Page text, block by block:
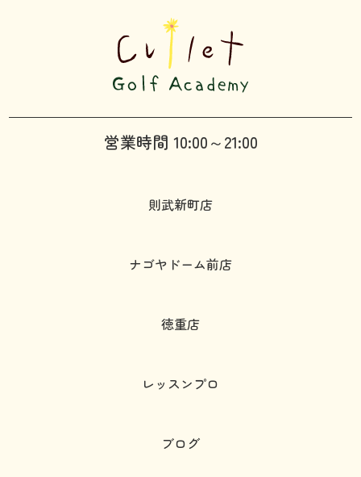
営業時間 10:00～21:00
則武新町店
ナゴヤドーム前店
徳重店
レッスンプロ
ブログ